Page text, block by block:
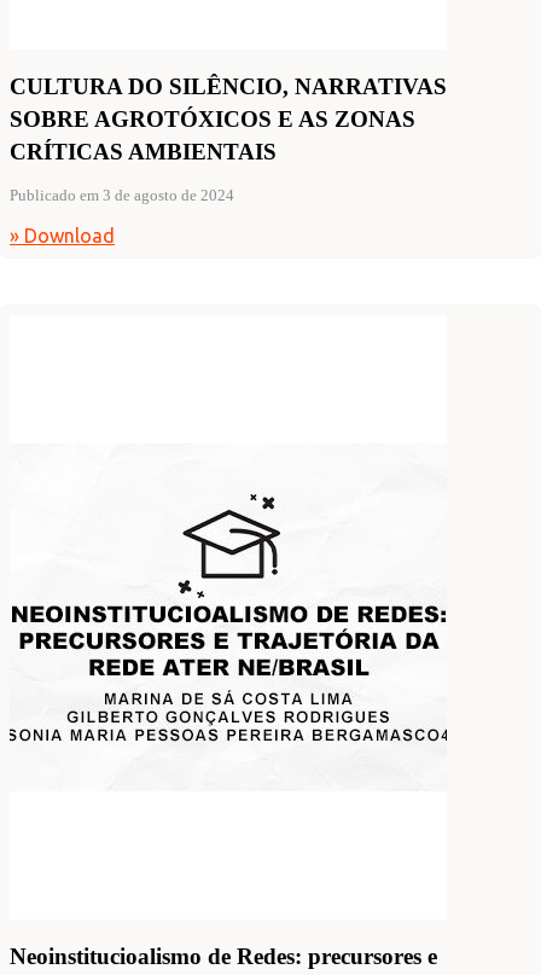
CULTURA DO SILÊNCIO, NARRATIVAS
SOBRE AGROTÓXICOS E AS ZONAS
CRÍTICAS AMBIENTAIS
Publicado em 3 de agosto de 2024
» Download
Neoinstitucioalismo de Redes: precursores e